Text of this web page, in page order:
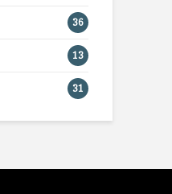
36
13
31